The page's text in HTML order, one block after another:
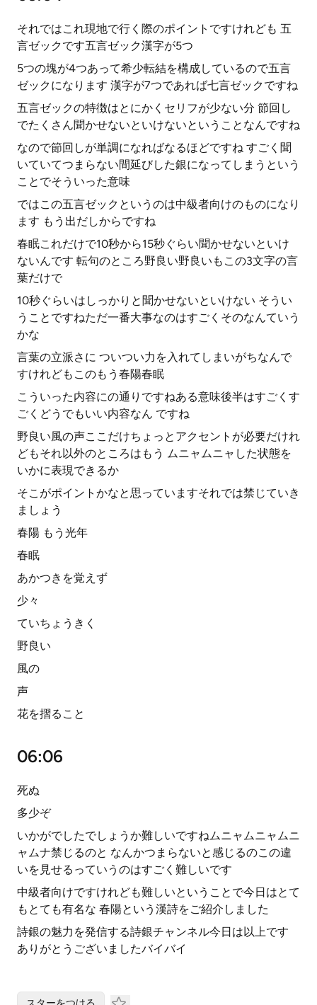
それではこれ現地で行く際のポイントですけれども 五
言ゼックです五言ゼック漢字が5つ
5つの塊が4つあって希少転結を構成しているので五言
ゼックになります 漢字が7つであれば七言ゼックですね
五言ゼックの特徴はとにかくセリフが少ない分 節回し
でたくさん聞かせないといけないということなんですね
なので節回しが単調になればなるほどですね すごく聞
いていてつまらない間延びした銀になってしまうという
ことでそういった意味
ではこの五言ゼックというのは中級者向けのものになり
ます もう出だしからですね
春眠これだけで10秒から15秒ぐらい聞かせないといけ
ないんです 転句のところ野良い野良いもこの3文字の言
葉だけで
10秒ぐらいはしっかりと聞かせないといけない そうい
うことですねただ一番大事なのはすごくそのなんていう
かな
言葉の立派さに ついつい力を入れてしまいがちなんで
すけれどもこのもう春陽春眠
こういった内容にの通りですねある意味後半はすごくす
ごくどうでもいい内容なん ですね
野良い風の声ここだけちょっとアクセントが必要だけれ
どもそれ以外のところはもう ムニャムニャした状態を
いかに表現できるか
そこがポイントかなと思っていますそれでは禁じていき
ましょう
春陽 もう光年
春眠
あかつきを覚えず
少々
ていちょうきく
野良い
風の
声
花を摺ること
06:06
死ぬ
多少ぞ
いかがでしたでしょうか難しいですねムニャムニャムニ
ャムナ禁じるのと なんかつまらないと感じるのこの違
いを見せるっていうのはすごく難しいです
中級者向けですけれども難しいということで今日はとて
もとても有名な 春陽という漢詩をご紹介しました
詩銀の魅力を発信する詩銀チャンネル今日は以上です
ありがとうございましたバイバイ